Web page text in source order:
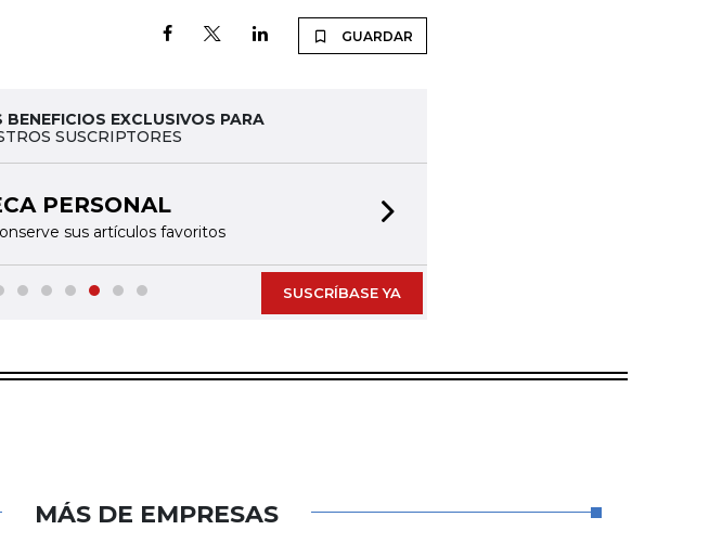
GUARDAR
EXCLUSIVOS PARA
SUSCRIPTORES
PERSONAL
sus artículos favoritos
SUSCRÍBASE YA
MÁS DE EMPRESAS